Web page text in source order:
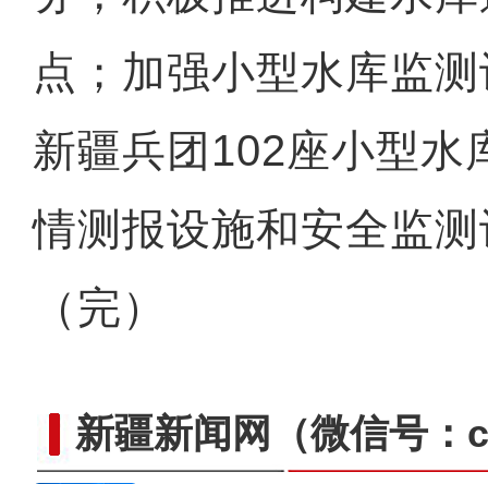
点；加强小型水库监
新疆兵团102座小型水
情测报设施和安全监
（完）
新疆新闻网 （微信号